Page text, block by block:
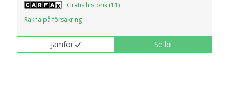
Gratis historik (11)
Räkna på försäkring
Jämför Se bil